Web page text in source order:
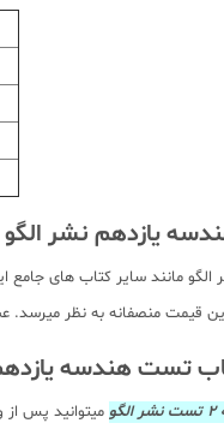
یازدهم نشر الگو
مانند سایر کتاب های جامع
قیمت منصفانه به نظر میرسد.
میتوانید پس